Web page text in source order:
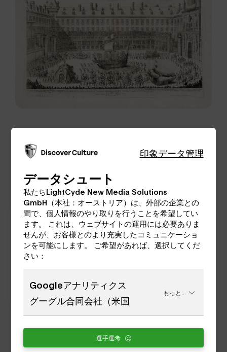
ウェットティッシュ
Theatermuseum Wien
データ送信
ハイテ 09.08
ユーバーモルゲン
印象データ管理
データシュート
私たちLightCyde New Media Solutions
GmbH（本社：オーストリア）は、外部の企業との
間で、個人情報のやり取りを行うことを希望してい
ます。 これは、ウェブサイトの運用には必要ありま
せんが、お客様とのより充実したコミュニケーショ
ンを可能にします。 ご希望があれば、選択してくだ
さい：
Googleアナリティクス
グーグル合同会社（米国
もっと...
選手選考